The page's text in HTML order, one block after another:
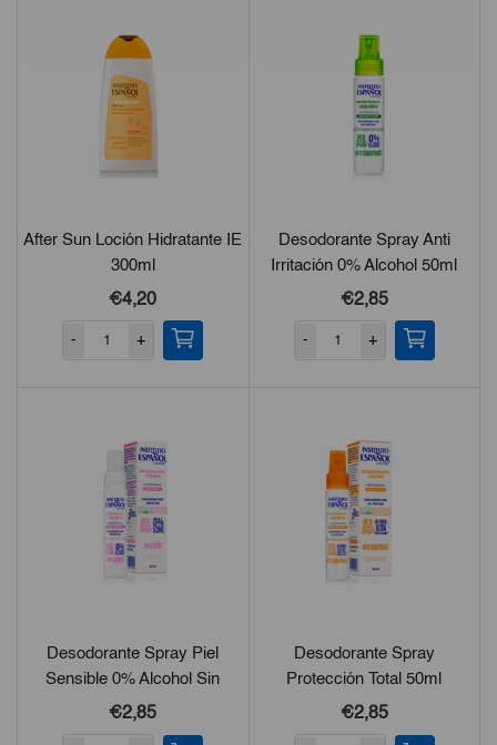
After Sun Loción Hidratante IE
300ml
€4,20
- +
Desodorante Spray Anti
Irritación 0% Alcohol 50ml
€2,85
- +
Desodorante Spray Piel
Sensible 0% Alcohol Sin
Aluminio 50ml
€2,85
Desodorante Spray
Protección Total 50ml
€2,85